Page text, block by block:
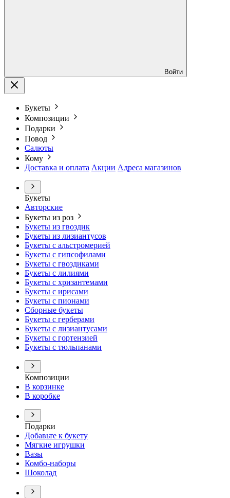
Войти
Букеты
Композиции
Подарки
Повод
Салюты
Кому
Доставка и оплата Акции Адреса магазинов
Букеты
Авторские
Букеты из роз
Букеты из гвоздик
Букеты из лизиантусов
Букеты с альстромерией
Букеты с гипсофилами
Букеты с гвоздиками
Букеты с лилиями
Букеты с хризантемами
Букеты с ирисами
Букеты с пионами
Сборные букеты
Букеты с герберами
Букеты с лизиантусами
Букеты с гортензией
Букеты с тюльпанами
Композиции
В корзинке
В коробке
Подарки
Добавьте к букету
Мягкие игрушки
Вазы
Комбо-наборы
Шоколад